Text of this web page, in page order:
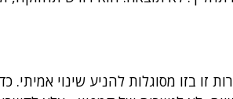
זו בזו מסוגלות להניע שינוי אמיתי.